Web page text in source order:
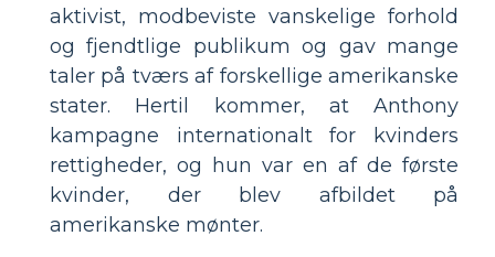
aktivist, modbeviste vanskelige forhold
og fjendtlige publikum og gav mange
taler på tværs af forskellige amerikanske
stater. Hertil kommer, at Anthony
kampagne internationalt for kvinders
rettigheder, og hun var en af ​​de første
kvinder, der blev afbildet på
amerikanske mønter.